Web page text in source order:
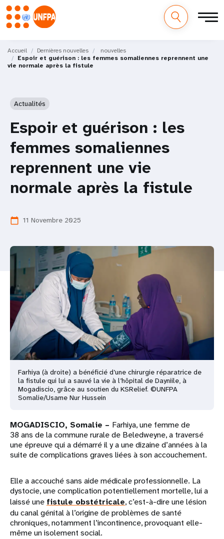
au
contenu
principal
M
a
Accueil Dernières nouvelles
nouvelles
Espoir et guérison : les femmes somaliennes reprennent une
vie normale après la fistule
Actualités
Espoir et guérison : les
femmes somaliennes
reprennent une vie
normale après la fistule
calendar_today 11 Novembre 2025
Farhiya (à droite) a bénéficié d’une chirurgie réparatrice de
la fistule qui lui a sauvé la vie à l’hôpital de Dayniile, à
Mogadiscio, grâce au soutien du KSRelief. ©UNFPA
Somalie/Usame Nur Hussein
MOGADISCIO, Somalie – Farhiya, une femme de
38 ans de la commune rurale de Beledweyne, a traversé
une épreuve qui a démarré il y a une dizaine d’années à la
suite de complications graves liées à son accouchement.
Elle a accouché sans aide médicale professionnelle. La
dystocie, une complication potentiellement mortelle, lui a
laissé une fistule obstétricale, c’est-à-dire une lésion
du canal génital à l’origine de problèmes de santé
chroniques, notamment l’incontinence, provoquant elle-
même un isolement social.